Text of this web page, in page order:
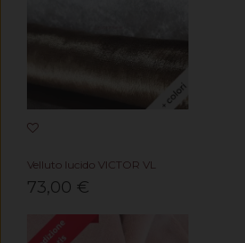
Velluto lucido VICTOR VL
73,00 €